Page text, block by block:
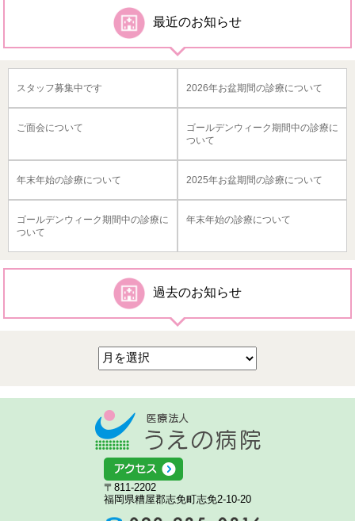
最近のお知らせ
スタッフ募集中です 2026年お盆期間の診療について
ご面会について
ゴールデンウィーク期間中の診療に
ついて
年末年始の診療について 2025年お盆期間の診療について
ゴールデンウィーク期間中の診療に
ついて
年末年始の診療について
過去のお知らせ
〒811-2202
福岡県糟屋郡志免町志免2-10-20